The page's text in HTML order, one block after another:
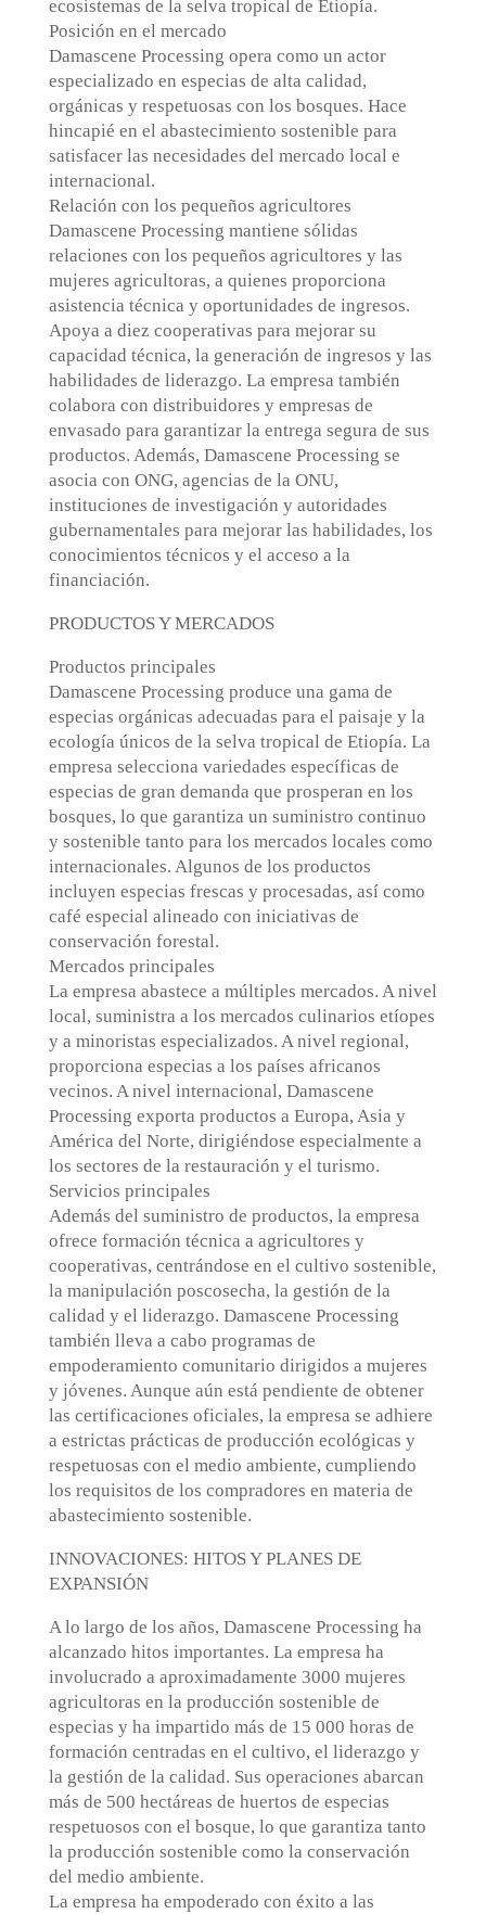
ecosistemas de la selva tropical de Etiopía.
Posición en el mercado
Damascene Processing opera como un actor
especializado en especias de alta calidad,
orgánicas y respetuosas con los bosques. Hace
hincapié en el abastecimiento sostenible para
satisfacer las necesidades del mercado local e
internacional.
Relación con los pequeños agricultores
Damascene Processing mantiene sólidas
relaciones con los pequeños agricultores y las
mujeres agricultoras, a quienes proporciona
asistencia técnica y oportunidades de ingresos.
Apoya a diez cooperativas para mejorar su
capacidad técnica, la generación de ingresos y las
habilidades de liderazgo. La empresa también
colabora con distribuidores y empresas de
envasado para garantizar la entrega segura de sus
productos. Además, Damascene Processing se
asocia con ONG, agencias de la ONU,
instituciones de investigación y autoridades
gubernamentales para mejorar las habilidades, los
conocimientos técnicos y el acceso a la
financiación.
PRODUCTOS Y MERCADOS
Productos principales
Damascene Processing produce una gama de
especias orgánicas adecuadas para el paisaje y la
ecología únicos de la selva tropical de Etiopía. La
empresa selecciona variedades específicas de
especias de gran demanda que prosperan en los
bosques, lo que garantiza un suministro continuo
y sostenible tanto para los mercados locales como
internacionales. Algunos de los productos
incluyen especias frescas y procesadas, así como
café especial alineado con iniciativas de
conservación forestal.
Mercados principales
La empresa abastece a múltiples mercados. A nivel
local, suministra a los mercados culinarios etíopes
y a minoristas especializados. A nivel regional,
proporciona especias a los países africanos
vecinos. A nivel internacional, Damascene
Processing exporta productos a Europa, Asia y
América del Norte, dirigiéndose especialmente a
los sectores de la restauración y el turismo.
Servicios principales
Además del suministro de productos, la empresa
ofrece formación técnica a agricultores y
cooperativas, centrándose en el cultivo sostenible,
la manipulación poscosecha, la gestión de la
calidad y el liderazgo. Damascene Processing
también lleva a cabo programas de
empoderamiento comunitario dirigidos a mujeres
y jóvenes. Aunque aún está pendiente de obtener
las certificaciones oficiales, la empresa se adhiere
a estrictas prácticas de producción ecológicas y
respetuosas con el medio ambiente, cumpliendo
los requisitos de los compradores en materia de
abastecimiento sostenible.
INNOVACIONES: HITOS Y PLANES DE
EXPANSIÓN
A lo largo de los años, Damascene Processing ha
alcanzado hitos importantes. La empresa ha
involucrado a aproximadamente 3000 mujeres
agricultoras en la producción sostenible de
especias y ha impartido más de 15 000 horas de
formación centradas en el cultivo, el liderazgo y
la gestión de la calidad. Sus operaciones abarcan
más de 500 hectáreas de huertos de especias
respetuosos con el bosque, lo que garantiza tanto
la producción sostenible como la conservación
del medio ambiente.
La empresa ha empoderado con éxito a las